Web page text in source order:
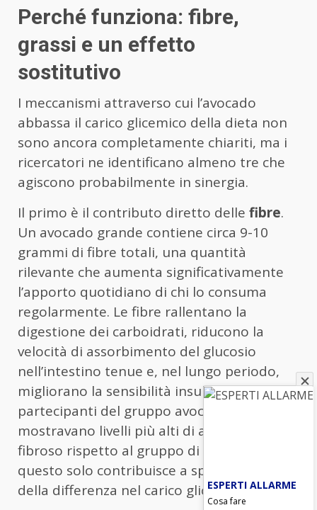
Perché funziona: fibre,
grassi e un effetto
sostitutivo
I meccanismi attraverso cui l’avocado
abbassa il carico glicemico della dieta non
sono ancora completamente chiariti, ma i
ricercatori ne identificano almeno tre che
agiscono probabilmente in sinergia.
Il primo è il contributo diretto delle fibre.
Un avocado grande contiene circa 9-10
grammi di fibre totali, una quantità
rilevante che aumenta significativamente
l’apporto quotidiano di chi lo consuma
regolarmente. Le fibre rallentano la
digestione dei carboidrati, riducono la
velocità di assorbimento del glucosio
nell’intestino tenue e, nel lungo periodo,
migliorano la sensibilità insulinica. I
partecipanti del gruppo avocado
mostravano livelli più alti di apporto
fibroso rispetto al gruppo di controllo, e
questo solo contribuisce a spiegare parte
della differenza nel carico glicemico.ESPERTI ALLARME
Cosa fare